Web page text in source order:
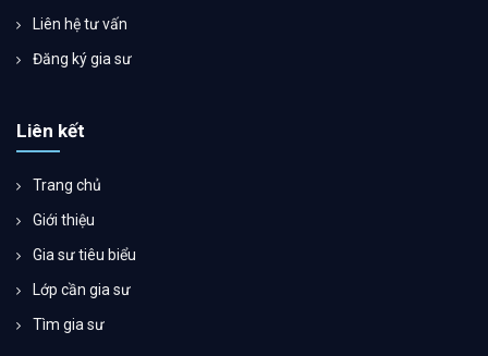
Liên hệ tư vấn
Đăng ký gia sư
Liên kết
Trang chủ
Giới thiệu
Gia sư tiêu biểu
Lớp cần gia sư
Tìm gia sư